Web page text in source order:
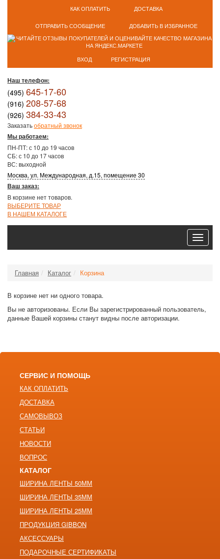
КАК ОПЛАТИТЬ ДОСТАВКА
ОТПРАВИТЬ СООБЩЕНИЕ ДОБАВИТЬ В ИЗБРАННОЕ
ВХОД РЕГИСТРАЦИЯ
Наш телефон:
(495) 645-17-60
(916) 208-57-68
(926) 384-33-43
Заказатьобратный звонок
Мы работаем:
ПН-ПТ: с 10 до 19 часов
СБ: с 10 до 17 часов
ВС: выходной
Москва, ул. Международная, д.15, помещение 30
Ваш заказ:
В корзине нет товаров.
ВЫБЕРИТЕ ТОВАР
В НАШЕМ КАТАЛОГЕ
Toggle
Главная Каталог Корзина
В корзине нет ни одного товара.
Вы не авторизованы. Если Вы зарегистрированный пользователь,
данные Вашей корзины станут видны после авторизации.
СЕРВИС И ПОМОЩЬ
КАК ОПЛАТИТЬ
ДОСТАВКА
САМОВЫВОЗ
СТАТЬИ
НОВОСТИ
ВОПРОС
КАТАЛОГ
ШИРИНА ЛЕНТЫ 50ММ
ШИРИНА ЛЕНТЫ 35ММ
ШИРИНА ЛЕНТЫ 25ММ
ПРОДУКЦИЯ GIBBON
АКСЕССУАРЫ
ПОДАРОЧНЫЕ СЕРТИФИКАТЫ